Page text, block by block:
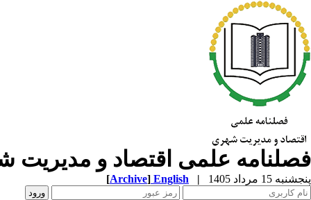
فصلنامه علمی اقتصاد و مدیریت
پنجشنبه 15 مرداد 1405 |
English
[Archive]